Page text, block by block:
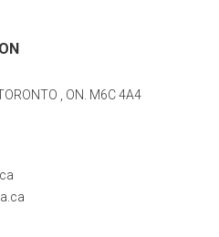
, ON. M6C 4A4